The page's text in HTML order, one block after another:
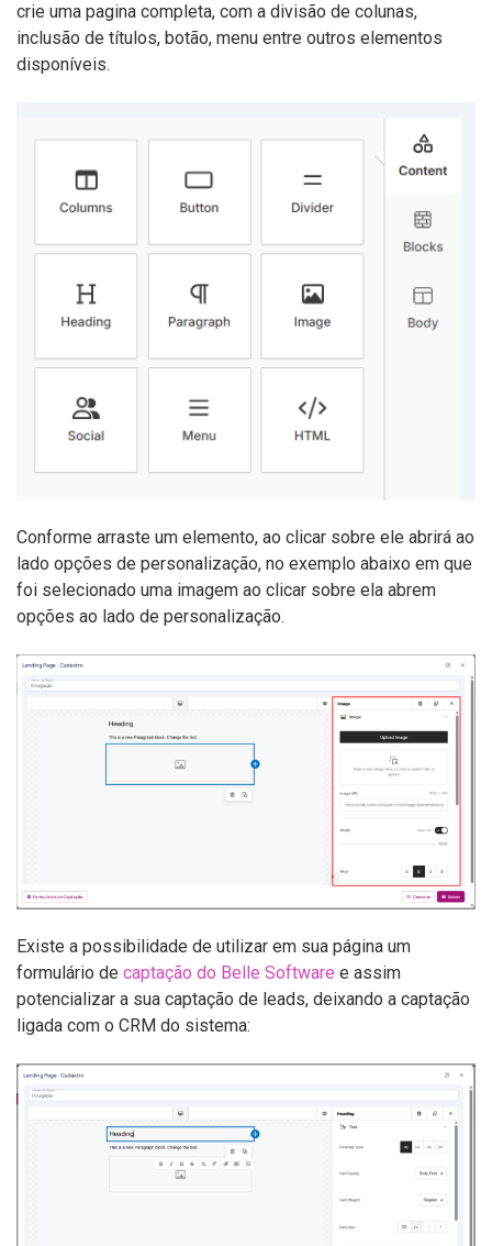
crie uma pagina completa, com a divisão de colunas,
inclusão de títulos, botão, menu entre outros elementos
disponíveis.
Conforme arraste um elemento, ao clicar sobre ele abrirá ao
lado opções de personalização, no exemplo abaixo em que
foi selecionado uma imagem ao clicar sobre ela abrem
opções ao lado de personalização.
Existe a possibilidade de utilizar em sua página um
formulário de captação do Belle Software e assim
potencializar a sua captação de leads, deixando a captação
ligada com o CRM do sistema: